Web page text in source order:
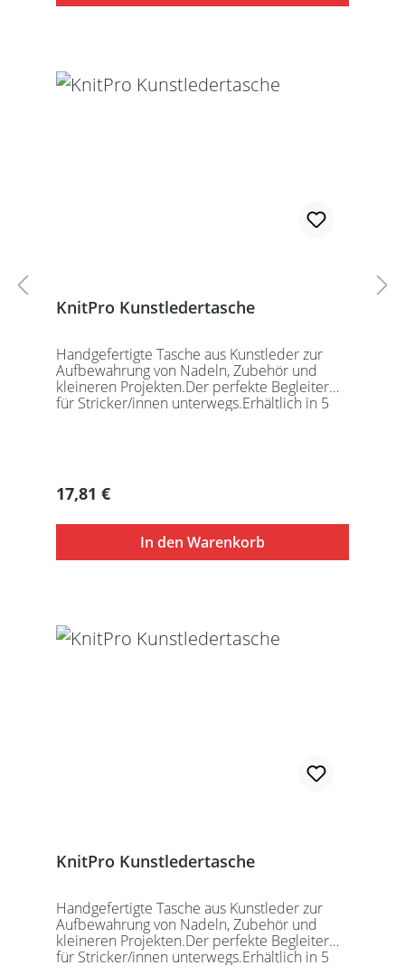
KnitPro Kunstledertasche
Handgefertigte Tasche aus Kunstleder zur
Aufbewahrung von Nadeln, Zubehör und
kleineren Projekten.Der perfekte Begleiter
für Stricker/innen unterwegs.Erhältlich in 5
Regulärer Preis:
17,81 €
In den Warenkorb
KnitPro Kunstledertasche
Handgefertigte Tasche aus Kunstleder zur
Aufbewahrung von Nadeln, Zubehör und
kleineren Projekten.Der perfekte Begleiter
für Stricker/innen unterwegs.Erhältlich in 5